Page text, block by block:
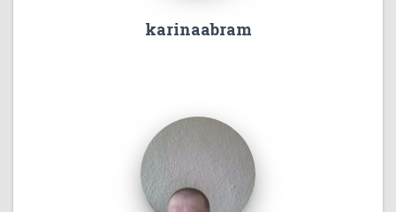
karinaabram